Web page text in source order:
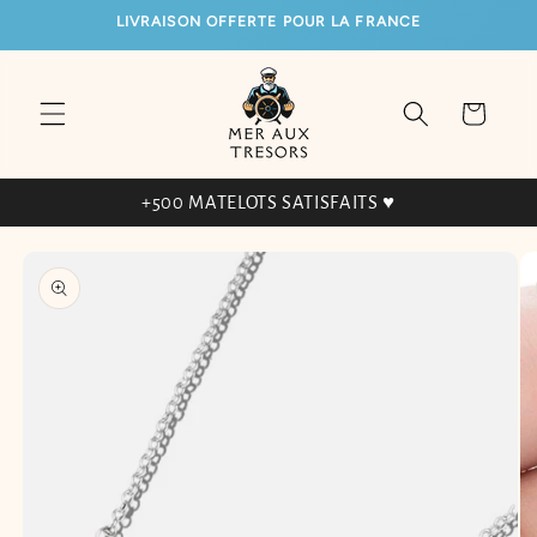
AU
LIVRAISON OFFERTE POUR LA FRANCE
Panier
+500 MATELOTS SATISFAITS ♥
INFORMATIONS
PRODUITS